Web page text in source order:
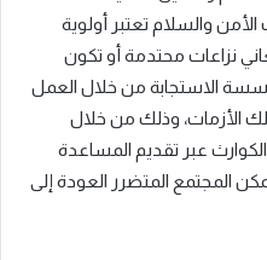
الأمن والسلام تعتبر أولوية
نزاعات محتدمة أو تكون
الاستجابة من خلال العمل
الأزمات، وذلك من خلال
عبر تقديم المساعدة
المجتمع المتضرر العودة إلى